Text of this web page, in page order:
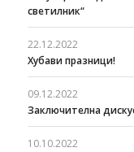
светилник“
22.12.2022
Хубави празници!
09.12.2022
Заключителна
10.10.2022